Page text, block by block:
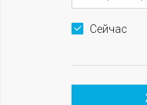
с
Сейчас